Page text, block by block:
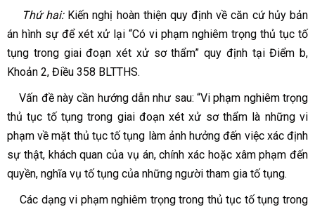
Thứ hai: Kiến nghị hoàn thiện quy định về căn cứ hủy bản
án hình sự để xét xử lại “Có vi phạm nghiêm trọng thủ tục tố
tụng trong giai đoạn xét xử sơ thẩm” quy định tại Điểm b,
Khoản 2, Điều 358 BLTTHS.
Vấn đề này cần hướng dẫn như sau: “Vi phạm nghiêm trọng
thủ tục tố tụng trong giai đoạn xét xử sơ thẩm là những vi
phạm về mặt thủ tục tố tụng làm ảnh hưởng đến việc xác định
sự thật, khách quan của vụ án, chính xác hoặc xâm phạm đến
quyền, nghĩa vụ tố tụng của những người tham gia tố tụng.
Các dạng vi phạm nghiêm trọng trong thủ tục tố tụng trong